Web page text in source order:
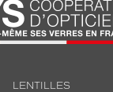
LENTILLES